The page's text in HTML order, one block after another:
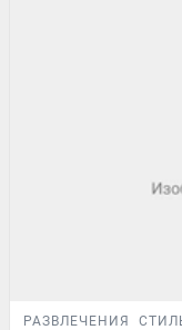
РАЗВЛЕЧЕНИЯ